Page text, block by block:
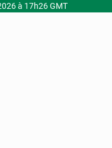
à 17h26 GMT